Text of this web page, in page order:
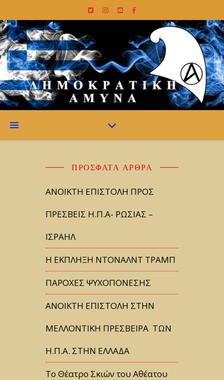
ΠΡΌΣΦΑΤΑ ΆΡΘΡΑ
ΑΝΟΙΚΤΗ ΕΠΙΣΤΟΛΗ ΠΡΟΣ
ΠΡΕΣΒΕΙΣ Η.Π.Α- ΡΩΣΙΑΣ –
ΙΣΡΑΗΛ
Η ΕΚΠΛΗΞΗ ΝΤΟΝΑΛΝΤ ΤΡΑΜΠ
ΠΑΡΟΧΕΣ ΨΥΧΟΠΟΝΕΣΗΣ
ΑΝΟΙΚΤΗ ΕΠΙΣΤΟΛΗ ΣΤΗΝ
ΜΕΛΛΟΝΤΙΚΗ ΠΡΕΣΒΕΙΡΑ ΤΩΝ
Η.Π.Α. ΣΤΗΝ ΕΛΛΑΔΑ
Tο Θέατρο Σκιών του Αθέατου